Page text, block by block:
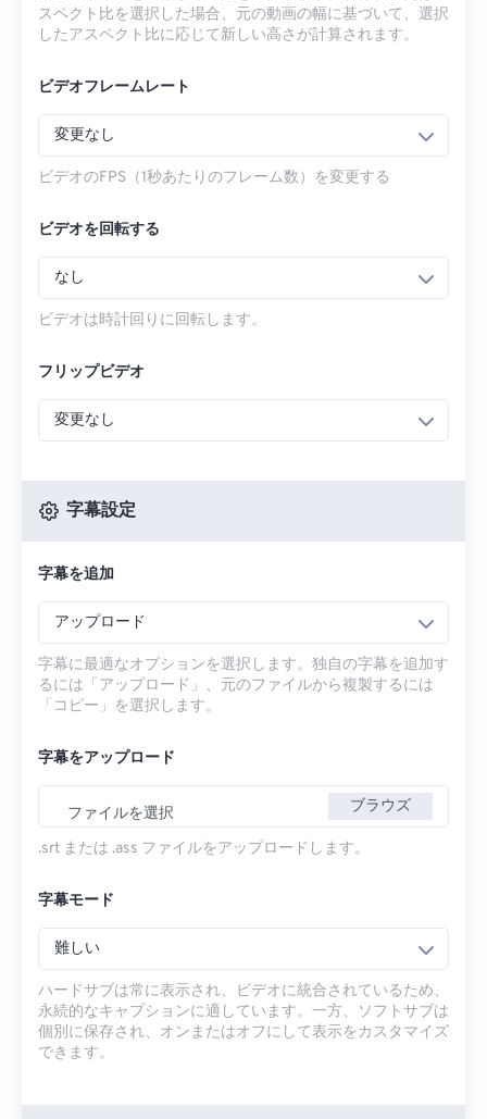
スペクト比を選択した場合、元の動画の幅に基づいて、選択
したアスペクト比に応じて新しい高さが計算されます。
ビデオフレームレート
変更なし
ビデオのFPS（1秒あたりのフレーム数）を変更する
ビデオを回転する
なし
ビデオは時計回りに回転します。
フリップビデオ
変更なし
字幕設定
字幕を追加
アップロード
字幕に最適なオプションを選択します。独自の字幕を追加す
るには「アップロード」、元のファイルから複製するには
「コピー」を選択します。
字幕をアップロード
ファイルを選択 ブラウズ
.srt または .ass ファイルをアップロードします。
字幕モード
難しい
ハードサブは常に表示され、ビデオに統合されているため、
永続的なキャプションに適しています。一方、ソフトサブは
個別に保存され、オンまたはオフにして表示をカスタマイズ
できます。